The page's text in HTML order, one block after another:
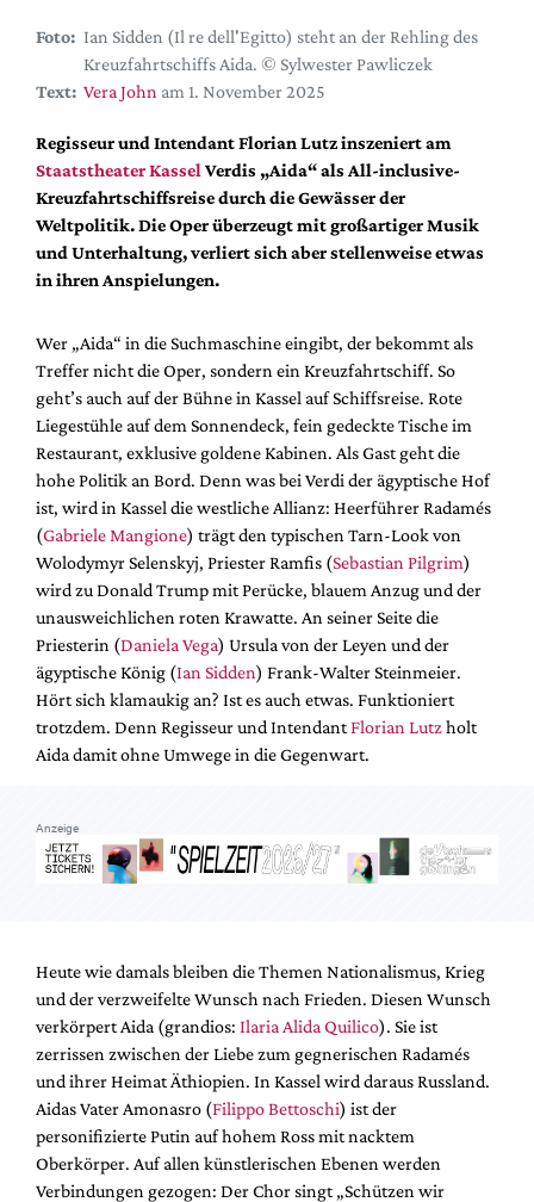
Festival-Planer
Hefte
Alle Hefte
Leseproben
Podcast
Service
Shop / Abo
Newsletter
Redaktion
Autor:innen
Partner
Mediadaten
Suche
Foto: Ian Sidden (Il re dell'Egitto) steht an der Rehling des
Kreuzfahrtschiffs Aida. © Sylwester Pawliczek
Text: Vera John am 1. November 2025
Regisseur und Intendant Florian Lutz inszeniert am
Staatstheater Kassel Verdis „Aida“ als All-inclusive-
Kreuzfahrtschiffsreise durch die Gewässer der
Weltpolitik. Die Oper überzeugt mit großartiger Musik
und Unterhaltung, verliert sich aber stellenweise etwas
in ihren Anspielungen.
Wer „Aida“ in die Suchmaschine eingibt, der bekommt als
Treffer nicht die Oper, sondern ein Kreuzfahrtschiff. So
geht’s auch auf der Bühne in Kassel auf Schiffsreise. Rote
Liegestühle auf dem Sonnendeck, fein gedeckte Tische im
Restaurant, exklusive goldene Kabinen. Als Gast geht die
hohe Politik an Bord. Denn was bei Verdi der ägyptische Hof
ist, wird in Kassel die westliche Allianz: Heerführer Radamés
(Gabriele Mangione) trägt den typischen Tarn-Look von
Wolodymyr Selenskyj, Priester Ramfis (Sebastian Pilgrim)
wird zu Donald Trump mit Perücke, blauem Anzug und der
unausweichlichen roten Krawatte. An seiner Seite die
Priesterin (Daniela Vega) Ursula von der Leyen und der
ägyptische König (Ian Sidden) Frank-Walter Steinmeier.
Hört sich klamaukig an? Ist es auch etwas. Funktioniert
trotzdem. Denn Regisseur und IntendantFlorian Lutzholt
Aida damit ohne Umwege in die Gegenwart.
Anzeige
Heute wie damals bleiben die Themen Nationalismus, Krieg
und der verzweifelte Wunsch nach Frieden. Diesen Wunsch
verkörpert Aida (grandios: Ilaria Alida Quilico). Sie ist
zerrissen zwischen der Liebe zum gegnerischen Radamés
und ihrer Heimat Äthiopien. In Kassel wird daraus Russland.
Aidas Vater Amonasro (Filippo Bettoschi) ist der
personifizierte Putin auf hohem Ross mit nacktem
Oberkörper. Auf allen künstlerischen Ebenen werden
Verbindungen gezogen: Der Chor singt „Schützen wir